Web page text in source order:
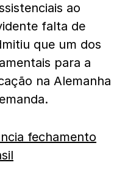
ao
falta de
que um dos
para a
na Alemanha
fechamento